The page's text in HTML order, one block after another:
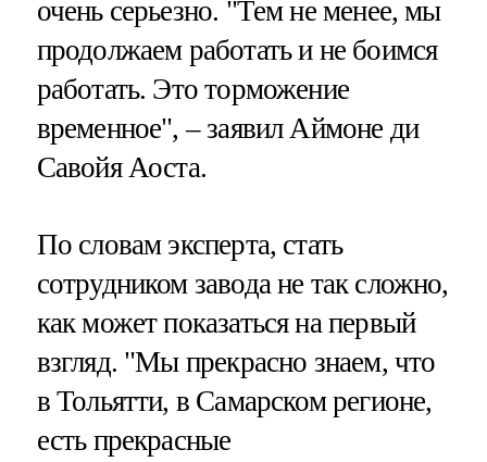
очень серьезно. "Тем не менее, мы
продолжаем работать и не боимся
работать. Это торможение
временное", – заявил Аймоне ди
Савойя Аоста.
По словам эксперта, стать
сотрудником завода не так сложно,
как может показаться на первый
взгляд. "Мы прекрасно знаем, что
в Тольятти, в Самарском регионе,
есть прекрасные